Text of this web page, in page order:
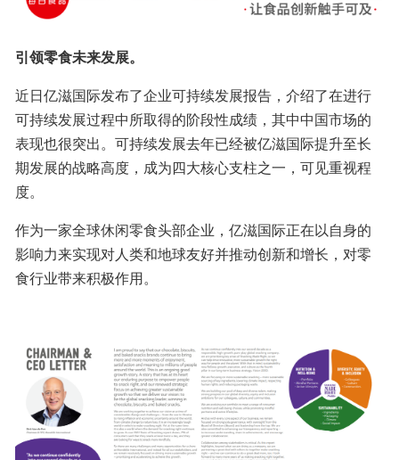
引领零食未来发展。
近日亿滋国际发布了企业可持续发展报告，介绍了在进行
可持续发展过程中所取得的阶段性成绩，其中中国市场的
表现也很突出。可持续发展去年已经被亿滋国际提升至长
期发展的战略高度，成为四大核心支柱之一，可见重视程
度。
作为一家全球休闲零食头部企业，亿滋国际正在以自身的
影响力来实现对人类和地球友好并推动创新和增长，对零
食行业带来积极作用。